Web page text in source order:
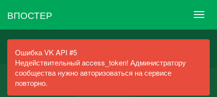
ВПОСТЕР
Ошибка VK API #5
Недействительный access_token! Администратору
сообщества нужно авторизоваться на сервисе
повторно.